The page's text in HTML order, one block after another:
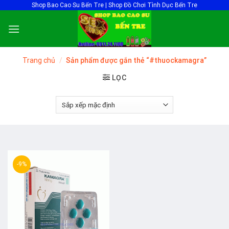
content
Shop Bao Cao Su Bến Tre | Shop Đồ Chơi Tình Dục Bến Tre
Trang chủ / Sản phẩm được gắn thẻ “#thuockamagra”
LỌC
-9%